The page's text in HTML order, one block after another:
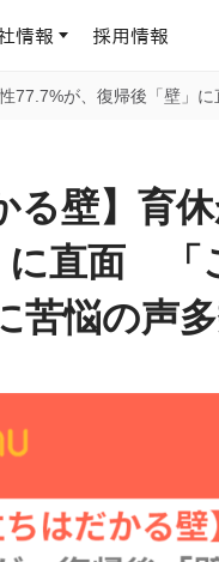
プレで、
組織成果
担当者
ションで
専門家がAIや組織開
す
よくある質問
サービスのご利用方法
ます
情報 採用情報
77.7%が、復帰後「壁
る壁】育
に直面 「
苦悩の声